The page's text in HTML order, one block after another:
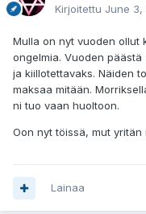
Kirjoitettu June 3,
Mulla on nyt vuoden ollut
ongelmia. Vuoden
ja kiillotettavaks. Näiden
maksaa mitään.
ni tuo vaan huoltoon.
Oon nyt töissä, mut
Lainaa